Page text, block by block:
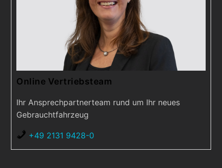
Online Vertriebsteam
Ihr Ansprechpartnerteam rund um Ihr neues
Gebrauchtfahrzeug
+49 2131 9428-0